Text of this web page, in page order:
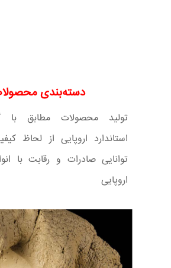
دسته‌بندی
تولید محصولات مطابق با
استاندارد اروپایی از لحاظ
توانایی صادرات و رقابت با
اروپایی